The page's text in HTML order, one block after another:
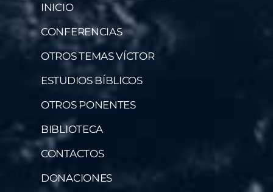
INICIO
CONFERENCIAS
OTROS TEMAS VÍCTOR
ESTUDIOS BÍBLICOS
OTROS PONENTES
BIBLIOTECA
CONTACTOS
DONACIONES